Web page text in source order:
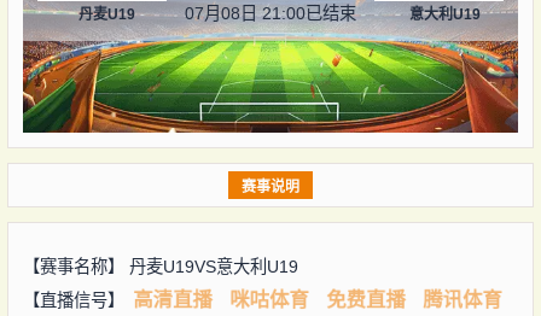
丹麦U19 07月08日 21:00已结束 意大利U19
赛事说明
【赛事名称】 丹麦U19VS意大利U19
【直播信号】
高清直播 咪咕体育 免费直播 腾讯体育